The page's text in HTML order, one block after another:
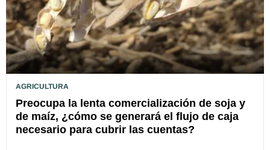
AGRICULTURA
Preocupa la lenta comercialización de soja y
de maíz, ¿cómo se generará el flujo de caja
necesario para cubrir las cuentas?